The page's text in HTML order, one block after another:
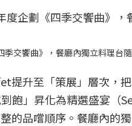
交饗曲》，餐廳內獨立料理台
提升至「策展」層次，
飽」昇化為精選盛宴（
的品嚐順序。餐廳內的